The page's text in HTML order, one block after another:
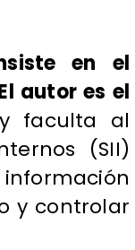
en el
autor es el
y faculta al
(SII)
y controlar